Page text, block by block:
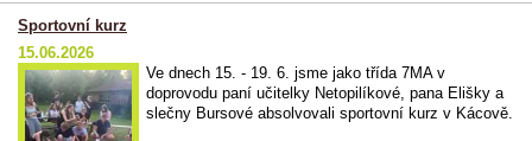
Sportovní kurz
15.06.2026
Ve dnech 15. - 19. 6. jsme jako třída 7MA v
doprovodu paní učitelky Netopilíkové, pana Elišky a
slečny Bursové absolvovali sportovní kurz v Kácově.